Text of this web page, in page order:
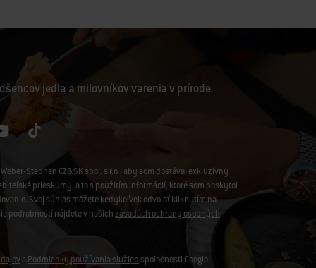
jedla a milovníkov varenia v prírode.
Stephen CZ&SK spol. s r.o., aby som dostával exkluzívny
prieskumy, a to s použitím informácií, ktoré som poskytol
Svoj súhlas môžete kedykoľvek odvolať kliknutím na
podrobnosti nájdete v našichzásadách ochrany osobných
a Podmienky používania služieb spoločnosti Google.